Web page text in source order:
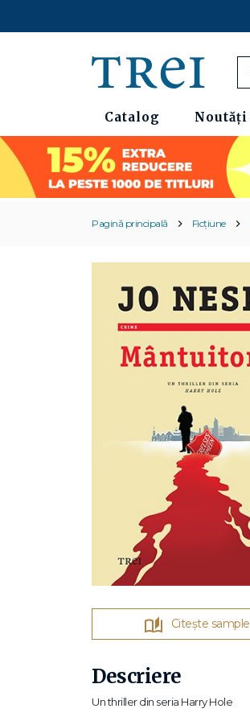
Catalog Noutăți
Pagină principală Ficțiune
Citește sample
Descriere
Un thriller din seria Harry Hole